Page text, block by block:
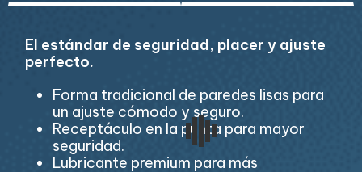
El estándar de seguridad, placer y ajuste
perfecto.
Forma tradicional de paredes lisas para
un ajuste cómodo y seguro.
Receptáculo en la punta para mayor
seguridad.
Lubricante premium para más